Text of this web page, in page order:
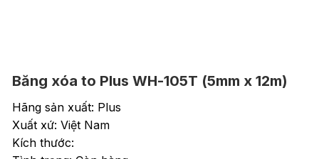
Băng xóa to Plus WH-105T (5mm x 12m)
Hãng sản xuất: Plus
Xuất xứ: Việt Nam
Kích thước: